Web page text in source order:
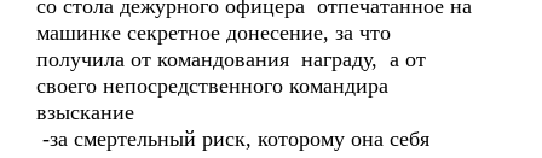
со стола дежурного офицера отпечатанное на
машинке секретное донесение, за что
получила от командования награду, а от
своего непосредственного командира
взыскание
-за смертельный риск, которому она себя